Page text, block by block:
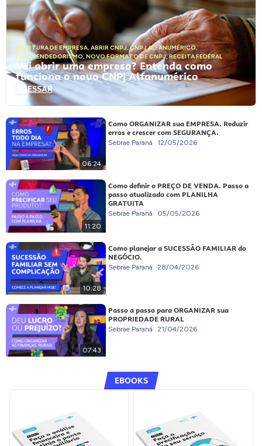
ABERTURA DE EMPRESA, ABRIR CNPJ,CNPJ ALFANUMÉRICO,
EMPREENDEDORISMO, NOVO FORMATO DE CNPJ,RECEITA FEDERAL
Vai abrir uma empresa? Entenda como
funciona o novo CNPJ Alfanumérico
ACESSAR
06:24
Como ORGANIZAR sua EMPRESA. Reduzir
erros e crescer com SEGURANÇA.
Sebrae Paraná 12/05/2026
11:20
Como definir o PREÇO DE VENDA. Passo a
passo atualizado com PLANILHA
GRATUITA
Sebrae Paraná 05/05/2026
10:28
Como planejar a SUCESSÃO FAMILIAR do
NEGÓCIO.
Sebrae Paraná 28/04/2026
07:43
Passo a passo para ORGANIZAR sua
PROPRIEDADE RURAL
Sebrae Paraná 21/04/2026
EBOOKS